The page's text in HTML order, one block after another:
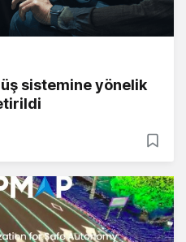
sistemine yönelik